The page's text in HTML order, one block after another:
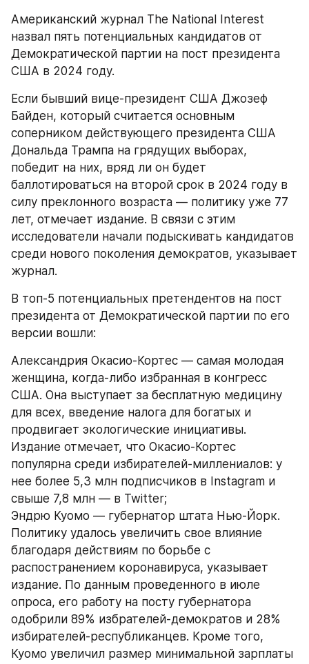
Американский журнал The National Interest
назвал пять потенциальных кандидатов от
Демократической партии на пост президента
США в 2024 году.
Если бывший вице-президент США Джозеф
Байден, который считается основным
соперником действующего президента США
Дональда Трампа на грядущих выборах,
победит на них, вряд ли он будет
баллотироваться на второй срок в 2024 году в
силу преклонного возраста — политику уже 77
лет, отмечает издание. В связи с этим
исследователи начали подыскивать кандидатов
среди нового поколения демократов, указывает
журнал.
В топ-5 потенциальных претендентов на пост
президента от Демократической партии по его
версии вошли:
Александрия Окасио-Кортес — самая молодая
женщина, когда-либо избранная в конгресс
США. Она выступает за бесплатную медицину
для всех, введение налога для богатых и
продвигает экологические инициативы.
Издание отмечает, что Окасио-Кортес
популярна среди избирателей-миллениалов: у
нее более 5,3 млн подписчиков в Instagram и
свыше 7,8 млн — в Twitter;
Эндрю Куомо — губернатор штата Нью-Йорк.
Политику удалось увеличить свое влияние
благодаря действиям по борьбе с
распостранением коронавируса, указывает
издание. По данным проведенного в июле
опроса, его работу на посту губернатора
одобрили 89% избрателей-демократов и 28%
избирателей-республиканцев. Кроме того,
Куомо увеличил размер минимальной зарплаты